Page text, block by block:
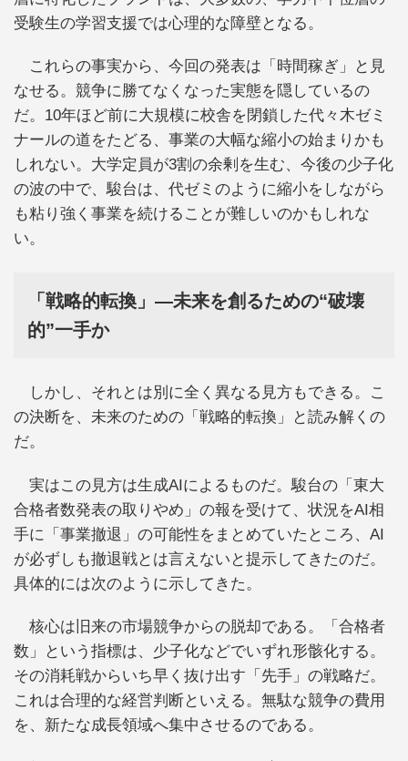
受験生の学習支援では心理的な障壁となる。
これらの事実から、今回の発表は「時間稼ぎ」と見
なせる。競争に勝てなくなった実態を隠しているの
だ。10年ほど前に大規模に校舎を閉鎖した代々木ゼミ
ナールの道をたどる、事業の大幅な縮小の始まりかも
しれない。大学定員が3割の余剰を生む、今後の少子化
の波の中で、駿台は、代ゼミのように縮小をしながら
も粘り強く事業を続けることが難しいのかもしれな
い。
「戦略的転換」―未来を創るための“破壊
的”一手か
しかし、それとは別に全く異なる見方もできる。こ
の決断を、未来のための「戦略的転換」と読み解くの
だ。
実はこの見方は生成AIによるものだ。駿台の「東大
合格者数発表の取りやめ」の報を受けて、状況をAI相
手に「事業撤退」の可能性をまとめていたところ、AI
が必ずしも撤退戦とは言えないと提示してきたのだ。
具体的には次のように示してきた。
核心は旧来の市場競争からの脱却である。「合格者
数」という指標は、少子化などでいずれ形骸化する。
その消耗戦からいち早く抜け出す「先手」の戦略だ。
これは合理的な経営判断といえる。無駄な競争の費用
を、新たな成長領域へ集中させるのである。